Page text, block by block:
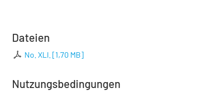
Dateien
No. XLI. [1,70 MB]
Nutzungsbedingungen